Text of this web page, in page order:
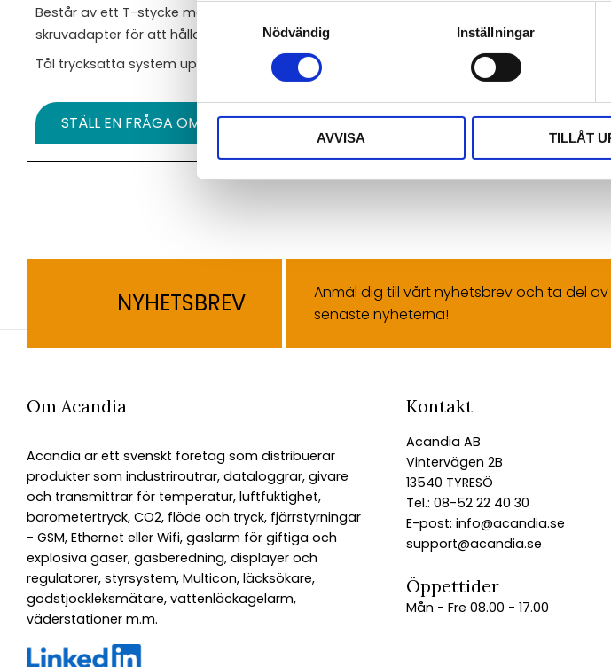
Samtyckesval
Nödvändig
Inställningar
AVVISA TILLÅT
Består av ett T-stycke mad antingen 45-grader eller 90-graders vinkel samt
skruvadapter för att hålla sensorn.
Tål trycksatta system upp till 5 bar.
STÄLL EN FRÅGA OM PRODUKTEN
NYHETSBREV
Anmäl dig till vårt nyhetsbrev och ta del
senaste nyheterna!
Om Acandia
Acandia är ett svenskt företag som distribuerar
produkter som industriroutrar, dataloggrar, givare
och transmittrar för temperatur, luftfuktighet,
barometertryck, CO2, flöde och tryck, fjärrstyrningar
- GSM, Ethernet eller Wifi, gaslarm för giftiga och
explosiva gaser, gasberedning, displayer och
regulatorer, styrsystem, Multicon, läcksökare,
godstjockleksmätare, vattenläckagelarm,
väderstationer m.m.
Kontakt
Acandia AB
Vintervägen 2B
13540 TYRESÖ
Tel.: 08-52 22 40 30
E-post: info@acandia.se
support@acandia.se
Öppettider
Mån - Fre 08.00 - 17.00